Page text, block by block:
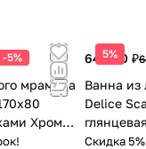
-5%
мрамора
Хром
5%
64 600 ₽
Ванна из
Delice
Скидка